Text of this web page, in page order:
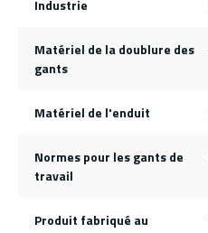
Industrie
Matériel de la doublure des
gants
Matériel de l'enduit
Normes pour les gants de
travail
Produit fabriqué au